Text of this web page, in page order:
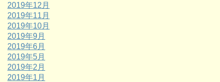
2019年12月
2019年11月
2019年10月
2019年9月
2019年6月
2019年5月
2019年2月
2019年1月